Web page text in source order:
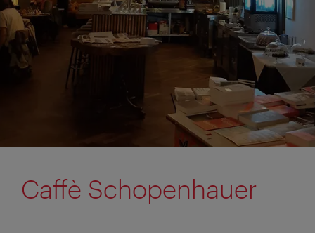
Caffè Schopenhauer